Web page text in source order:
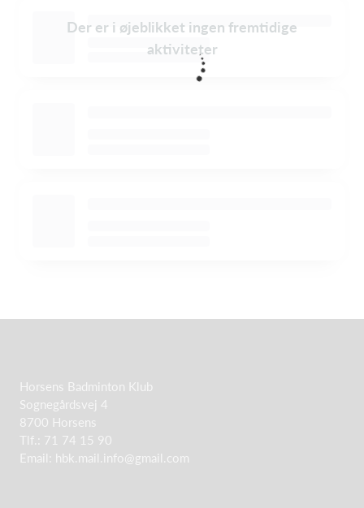
Der er i øjeblikket ingen fremtidige
aktiviteter
Horsens Badminton Klub
Sognegårdsvej 4
8700 Horsens
Tlf.: 71 74 15 90
Email: hbk.mail.info@gmail.com